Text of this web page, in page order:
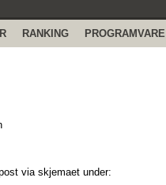
RANKING PROGRAMVARE
via skjemaet under: